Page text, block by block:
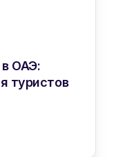
в ОАЭ:
туристов